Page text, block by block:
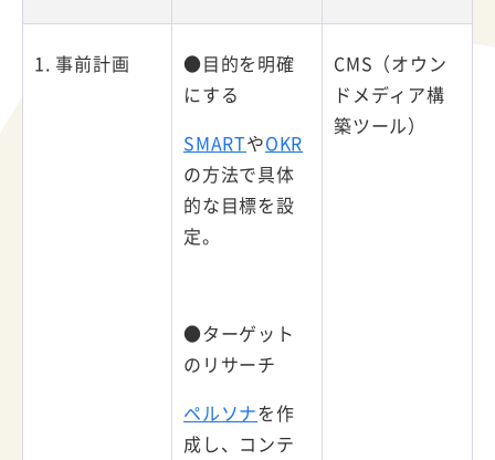
1. 事前計画
●目的を明確
にする
SMARTやOKR
の方法で具体
的な目標を設
定。
●ターゲット
のリサーチ
ペルソナを作
成し、コンテ
CMS（オウン
ドメディア構
築ツール）